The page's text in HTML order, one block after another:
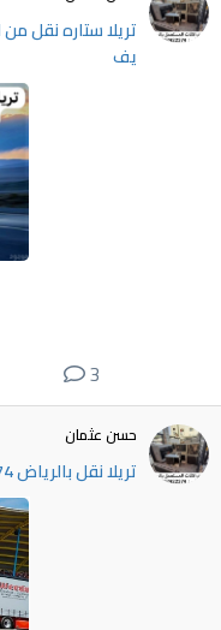
يف
3
حسن عثمان
تريلا نقل بالرياض 0537422374 تريلا نقل خارج الرياض